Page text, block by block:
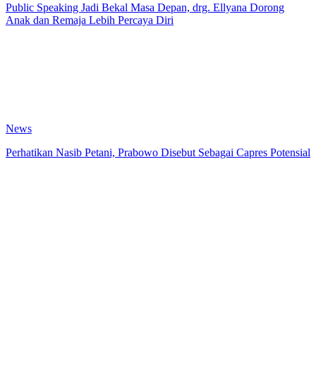
Public Speaking Jadi Bekal Masa Depan, drg. Ellyana Dorong
Anak dan Remaja Lebih Percaya Diri
News
Perhatikan Nasib Petani, Prabowo Disebut Sebagai Capres Potensial